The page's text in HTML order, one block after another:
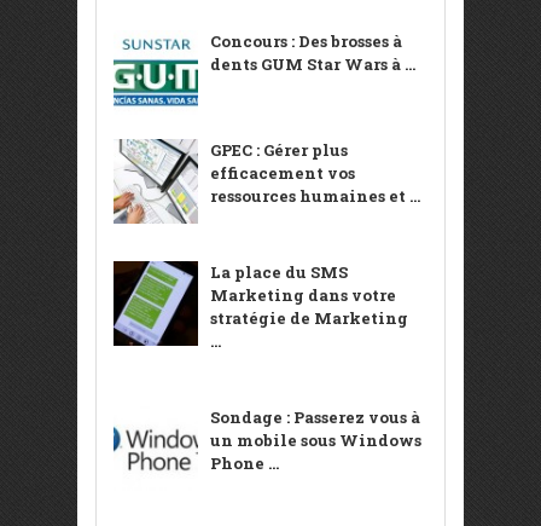
Concours : Des brosses à
dents GUM Star Wars à ...
GPEC : Gérer plus
efficacement vos
ressources humaines et ...
La place du SMS
Marketing dans votre
stratégie de Marketing
...
Sondage : Passerez vous à
un mobile sous Windows
Phone ...